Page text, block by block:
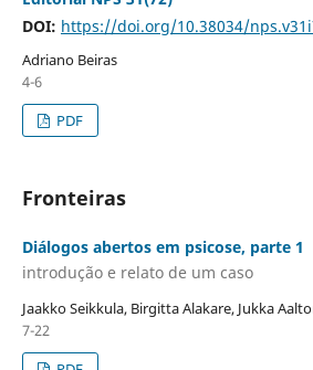
DOI: https://doi.org/10.38034/
Adriano Beiras
4-6
PDF
Fronteiras
Diálogos abertos em psicose, parte 1
introdução e relato de um caso
Jaakko Seikkula, Birgitta Alakare, Jukka
7-22